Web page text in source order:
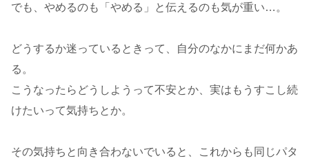
でも、やめるのも「やめる」と伝えるのも気が重い…。
どうするか迷っているときって、自分のなかにまだ何かあ
る。
こうなったらどうしようって不安とか、実はもうすこし続
けたいって気持ちとか。
その気持ちと向き合わないでいると、これからも同じパタ